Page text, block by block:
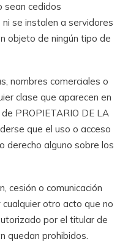
sean cedidos
se instalen a servidores
objeto de ningún tipo de
nombres comerciales o
clase que aparecen en
PROPIETARIO DE LA
que el uso o acceso
derecho alguno sobre los
cesión o comunicación
otro acto que no
por el titular de
quedan prohibidos.